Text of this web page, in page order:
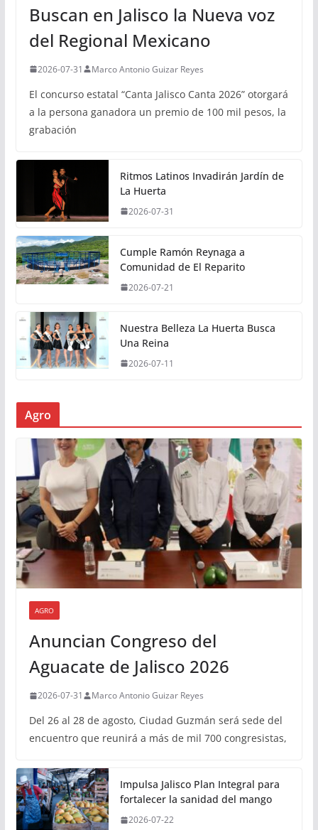
Buscan en Jalisco la Nueva voz
del Regional Mexicano
2026-07-31 Marco Antonio Guizar Reyes
El concurso estatal “Canta Jalisco Canta 2026” otorgará
a la persona ganadora un premio de 100 mil pesos, la
grabación
Ritmos Latinos Invadirán Jardín de
La Huerta
2026-07-31
Cumple Ramón Reynaga a
Comunidad de El Reparito
2026-07-21
Nuestra Belleza La Huerta Busca
Una Reina
2026-07-11
Agro
AGRO
Anuncian Congreso del
Aguacate de Jalisco 2026
2026-07-31 Marco Antonio Guizar Reyes
Del 26 al 28 de agosto, Ciudad Guzmán será sede del
encuentro que reunirá a más de mil 700 congresistas,
Impulsa Jalisco Plan Integral para
fortalecer la sanidad del mango
2026-07-22